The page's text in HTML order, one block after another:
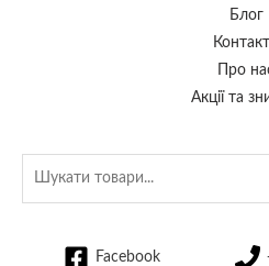
Блог
Про
Акції та
Facebook